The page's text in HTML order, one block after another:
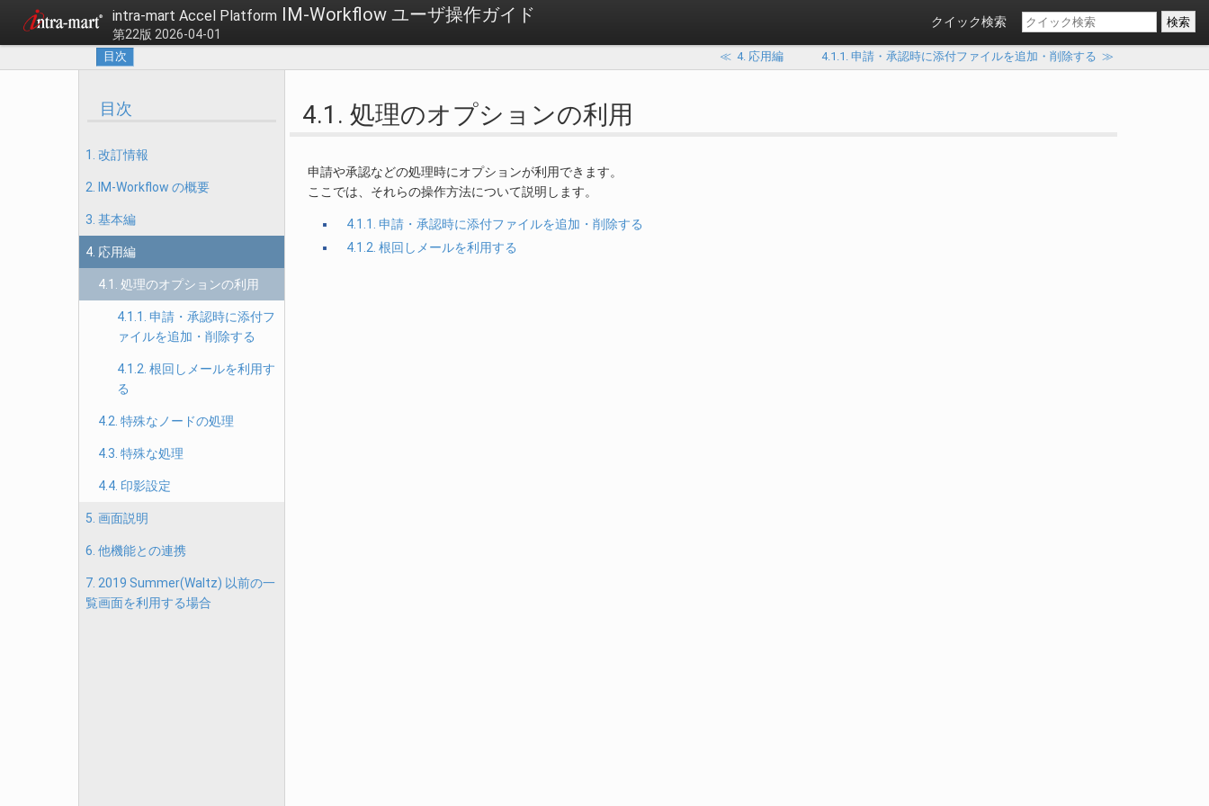
intra-mart Accel Platform IM-Workflow ユーザ操作ガイド
第22版 2026-04-01
クイック検索
目次 ≪ 4. 応用編 4.1.1. 申請・承認時に添付ファイルを追加・削除する ≫
目次
1. 改訂情報
2. IM-Workflow の概要
3. 基本編
4. 応用編
4.1. 処理のオプションの利用
4.1.1. 申請・承認時に添付フ
ァイルを追加・削除する
4.1.2. 根回しメールを利用す
る
4.2. 特殊なノードの処理
4.3. 特殊な処理
4.4. 印影設定
5. 画面説明
6. 他機能との連携
7. 2019 Summer(Waltz) 以前の一
覧画面を利用する場合
4.1. 処理のオプションの利用
申請や承認などの処理時にオプションが利用できます。
ここでは、それらの操作方法について説明します。
4.1.1. 申請・承認時に添付ファイルを追加・削除する
4.1.2. 根回しメールを利用する